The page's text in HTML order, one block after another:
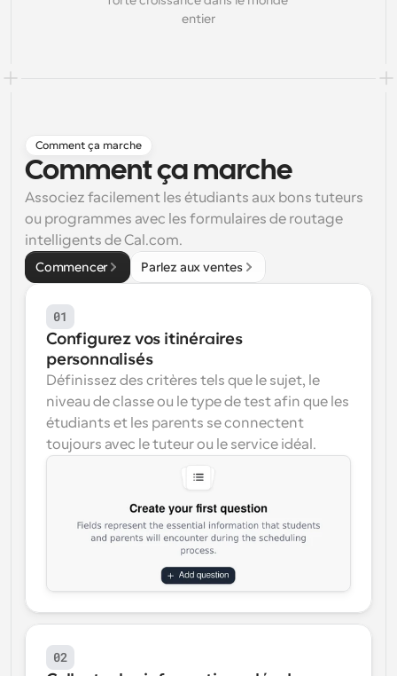
Réunions instantanées
Rencontrez des clients en quelques minutes
Liens de groupe dynamique
Réservez facilement des réunions avec plusieurs
personnes
Webhooks
Soyez informé lorsque quelque chose se passe
entier
Comment ça marche
Comment ça marche
Associez facilement les étudiants aux bons tuteurs
ou programmes avec les formulaires de routage
intelligents de Cal.com.
Commencer Parlez aux ventes
01
Configurez vos itinéraires
personnalisés
Définissez des critères tels que le sujet, le
niveau de classe ou le type de test afin que les
étudiants et les parents se connectent
toujours avec le tuteur ou le service idéal.
02